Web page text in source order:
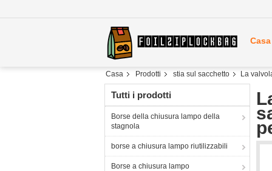
Casa
Casa Prodotti stia sul sacchetto La
Tutti i prodotti
Borse della chiusura lampo della
stagnola
borse a chiusura lampo riutilizzabili
Borse a chiusura lampo